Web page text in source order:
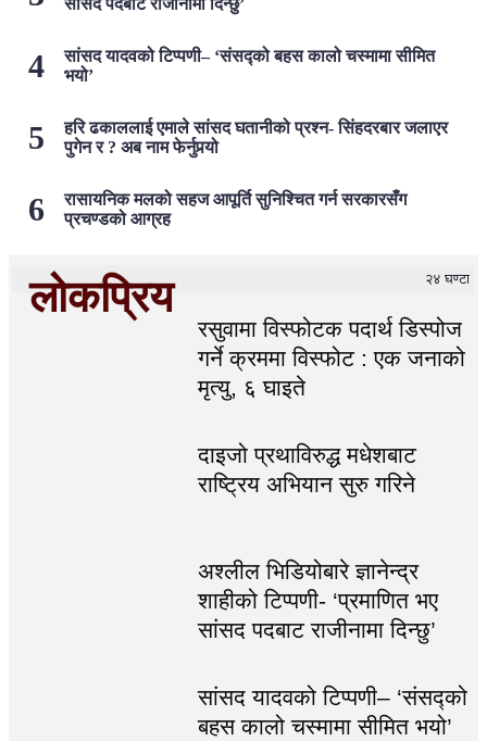
सांसद यादवको टिप्पणी– ‘संसद्को बहस कालो चस्मामा सीमित
भयो’
हरि ढकाललाई एमाले सांसद घतानीको प्रश्न- सिंहदरबार जलाएर
पुगेन र ? अब नाम फेर्नुपर्‍यो
रासायनिक मलको सहज आपूर्ति सुनिश्चित गर्न सरकारसँग
प्रचण्डको आग्रह
लोकप्रिय २४ घण्टा
रसुवामा विस्फोटक पदार्थ डिस्पोज
गर्ने क्रममा विस्फोट : एक जनाको
मृत्यु, ६ घाइते
दाइजो प्रथाविरुद्ध मधेशबाट
राष्ट्रिय अभियान सुरु गरिने
अश्लील भिडियोबारे ज्ञानेन्द्र
शाहीको टिप्पणी- ‘प्रमाणित भए
सांसद पदबाट राजीनामा दिन्छु’
सांसद यादवको टिप्पणी– ‘संसद्को
बहस कालो चस्मामा सीमित भयो’